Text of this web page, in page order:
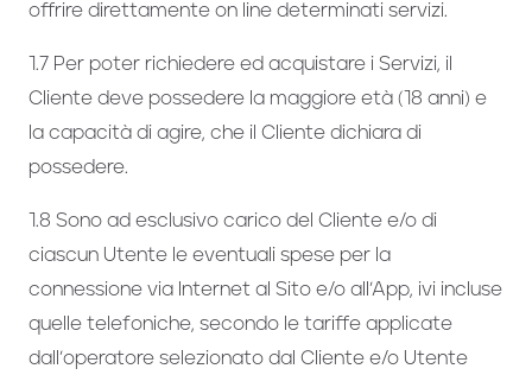
offrire direttamente on line determinati servizi.
1.7 Per poter richiedere ed acquistare i Servizi, il
Cliente deve possedere la maggiore età (18 anni) e
la capacità di agire, che il Cliente dichiara di
possedere.
1.8 Sono ad esclusivo carico del Cliente e/o di
ciascun Utente le eventuali spese per la
connessione via Internet al Sito e/o all’App, ivi incluse
quelle telefoniche, secondo le tariffe applicate
dall’operatore selezionato dal Cliente e/o Utente